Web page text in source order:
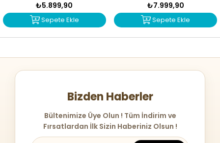
₺5.899,90
Sepete Ekle
₺7.999,90
Sepete Ekle
Bizden Haberler
Bültenimize Üye Olun ! Tüm İndirim ve
Fırsatlardan İlk Sizin Haberiniz Olsun !